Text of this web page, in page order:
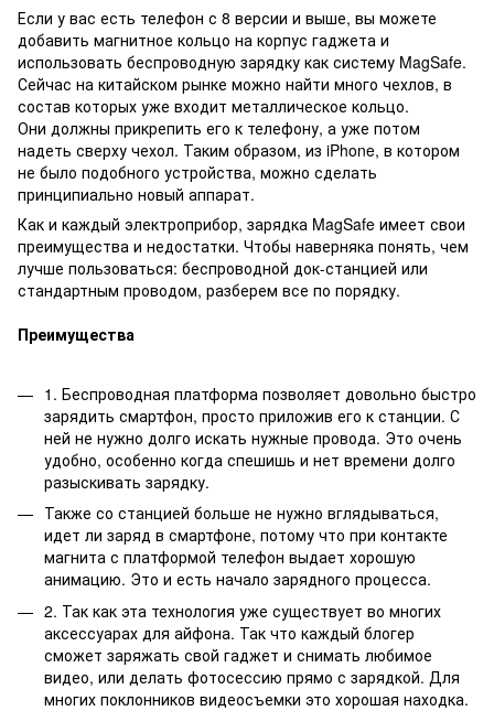
Если у вас есть телефон с 8 версии и выше, вы можете
добавить магнитное кольцо на корпус гаджета и
использовать беспроводную зарядку как систему MagSafe.
Сейчас на китайском рынке можно найти много чехлов, в
состав которых уже входит металлическое кольцо.
Они должны прикрепить его к телефону, а уже потом
надеть сверху чехол. Таким образом, из iPhone, в котором
не было подобного устройства, можно сделать
принципиально новый аппарат.
Как и каждый электроприбор, зарядка MagSafe имеет свои
преимущества и недостатки. Чтобы наверняка понять, чем
лучше пользоваться: беспроводной док-станцией или
стандартным проводом, разберем все по порядку.
Преимущества
1. Беспроводная платформа позволяет довольно быстро
зарядить смартфон, просто приложив его к станции. С
ней не нужно долго искать нужные провода. Это очень
удобно, особенно когда спешишь и нет времени долго
разыскивать зарядку.
Также со станцией больше не нужно вглядываться,
идет ли заряд в смартфоне, потому что при контакте
магнита с платформой телефон выдает хорошую
анимацию. Это и есть начало зарядного процесса.
2. Так как эта технология уже существует во многих
аксессуарах для айфона. Так что каждый блогер
сможет заряжать свой гаджет и снимать любимое
видео, или делать фотосессию прямо с зарядкой. Для
многих поклонников видеосъемки это хорошая находка.